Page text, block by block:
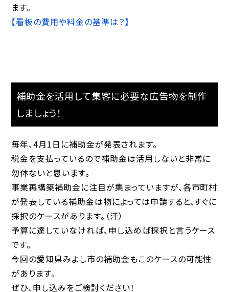
ます。
【看板の費用や料金の基準は？】
補助金を活用して集客に必要な広告物を制作
しましょう！
毎年、4月1日に補助金が発表されます。
税金を支払っているので補助金は活用しないと非常に
勿体ないと思います。
事業再構築補助金に注目が集まっていますが、各市町村
が発表している補助金は物によっては申請すると、すぐに
採択のケースがあります。（汗）
予算に達していなければ、申し込めば採択と言うケース
です。
今回の愛知県みよし市の補助金もこのケースの可能性
があります。
ぜひ、申し込みをご検討ください！